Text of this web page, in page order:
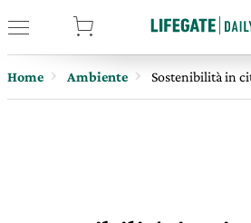
Home Ambiente Sostenibilità in